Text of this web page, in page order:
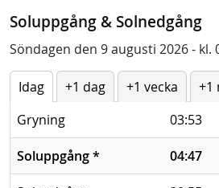
Soluppgång & Solnedgång
Söndagen den 9 augusti 2026 - kl.
Idag +1 dag +1 vecka
+1
Gryning
03:53
Soluppgång* 04:47